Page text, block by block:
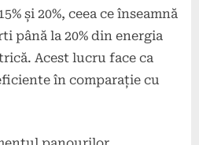
și 20%, ceea ce înseamnă
până la 20% din energia
Acest lucru face ca
în comparație cu